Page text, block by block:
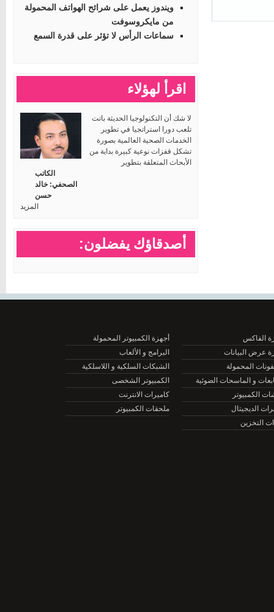
ويندوز يعمل على شرائح الهواتف المحمولة
من مايكروسوفت
سماعات الرأس لا تؤثر على قدرة السمع
اقرأ لهؤلاء
لا شك أن التكنولوجيا الحديثة باتت
تلعب دورا استراتجيا في تطوير
الخدمات الصحية العالمية بصورة
تشكل قفزات نوعية كبيرة بداية من
الأبحاث المتعلقة بتطوير
الكاتب
الصحفي: خالد
حسن
المزيد
أصدقاؤك يفضلون:
أجهزة الكمبيوتر المحمولة
البيانات
البرامج و الألعاب
المحمولة
الشبكات السلكية و اللاسلكية
و الماسحات الضوئية
الكمبيوتر الشخصى
كاميرات الانترنت
الديجيتال
ملحقات الكمبيوتر